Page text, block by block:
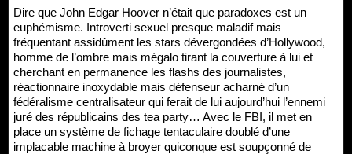
Dire que John Edgar Hoover n’était que paradoxes est un
euphémisme. Introverti sexuel presque maladif mais
fréquentant assidûment les stars dévergondées d’Hollywood,
homme de l’ombre mais mégalo tirant la couverture à lui et
cherchant en permanence les flashs des journalistes,
réactionnaire inoxydable mais défenseur acharné d’un
fédéralisme centralisateur qui ferait de lui aujourd’hui l’ennemi
juré des républicains des tea party… Avec le FBI, il met en
place un système de fichage tentaculaire doublé d’une
implacable machine à broyer quiconque est soupçonné de